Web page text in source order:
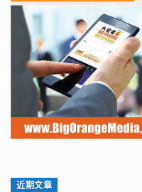
近期文章